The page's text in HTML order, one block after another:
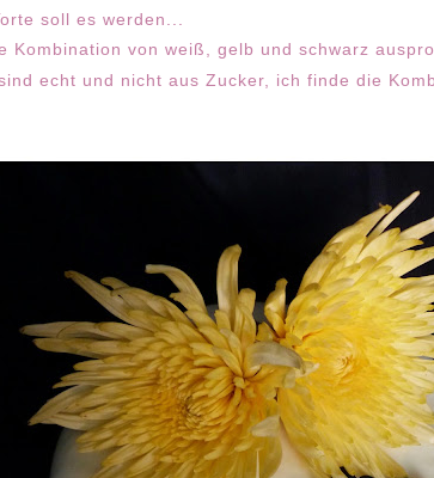
soll es werden...
Kombination von weiß, gelb und schwarz
echt und nicht aus Zucker, ich finde die